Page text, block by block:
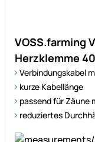
VOSS.farming
Herzklemme
Verbindungskabel
kurze Kabellänge
passend für Zäune
reduziertes